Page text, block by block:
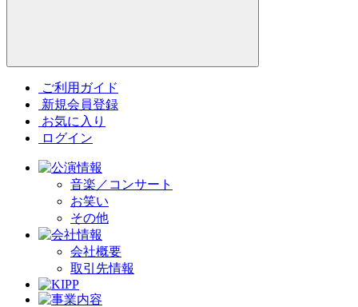
ご利用ガイド
新規会員登録
お気に入り
ログイン
音楽／コンサート
お笑い
その他
会社概要
取引先情報